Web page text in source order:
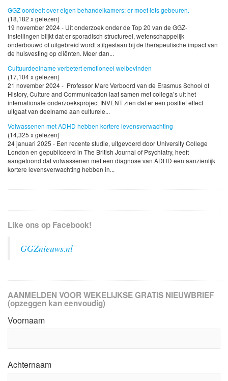
GGZ oordeelt over eigen behandelkamers: er moet iets gebeuren.
(18,182 x gelezen)
19 november 2024 - Uit onderzoek onder de Top 20 van de GGZ-
instellingen blijkt dat er sporadisch structureel, wetenschappelijk
onderbouwd of uitgebreid wordt stilgestaan bij de therapeutische impact van
de huisvesting op cliënten. Meer dan...
Cultuurdeelname verbetert emotioneel welbevinden
(17,104 x gelezen)
21 november 2024 - Professor Marc Verboord van de Erasmus School of
History, Culture and Communication laat samen met collega’s uit het
internationale onderzoeksproject INVENT zien dat er een positief effect
uitgaat van deelname aan culturele...
Volwassenen met ADHD hebben kortere levensverwachting
(14,325 x gelezen)
24 januari 2025 - Een recente studie, uitgevoerd door University College
London en gepubliceerd in The British Journal of Psychiatry, heeft
aangetoond dat volwassenen met een diagnose van ADHD een aanzienlijk
kortere levensverwachting hebben in...
Like ons op Facebook!
GGZnieuws.nl
AANMELDEN VOOR WEKELIJKSE GRATIS NIEUWBRIEF
(opzeggen kan eenvoudig)
Voornaam
Achternaam